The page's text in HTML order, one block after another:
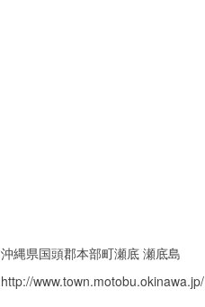
沖縄県国頭郡本部町瀬底 瀬底島
http://www.town.motobu.okinawa.jp/